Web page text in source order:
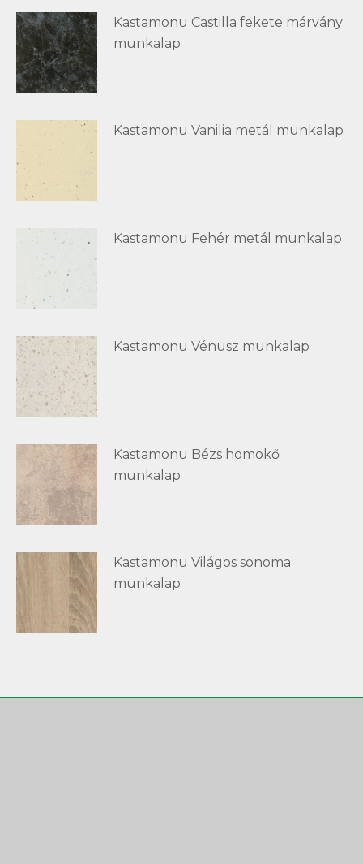
Kastamonu Castilla fekete márvány
munkalap
Kastamonu Vanilia metál munkalap
Kastamonu Fehér metál munkalap
Kastamonu Vénusz munkalap
Kastamonu Bézs homokő
munkalap
Kastamonu Világos sonoma
munkalap